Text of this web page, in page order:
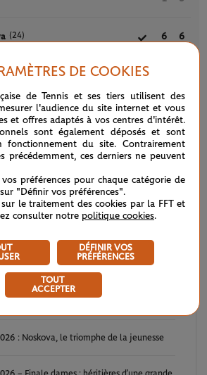
(24) 6 6
FIL D'ACTUS
avalanche de premières
Assche et Tagger, la relève couronnée
souvenir des belles choses
: Sinner, royale confirmation
– Finale messieurs : écrire un peu plus
: Noskova, le triomphe de la jeunesse
DE COOKIES
de Tennis et ses tiers utilisent des
l'audience du site internet et vous
et offres adaptés à vos centres d'intérêt.
sont également déposés et sont
fonctionnement du site. Contrairement
précédemment, ces derniers ne peuvent
préférences pour chaque catégorie de
"Définir vos préférences".
le traitement des cookies par la FFT et
consulter notre politique cookies.
DÉFINIR VOS
PRÉFÉRENCES
TOUT
ACCEPTER